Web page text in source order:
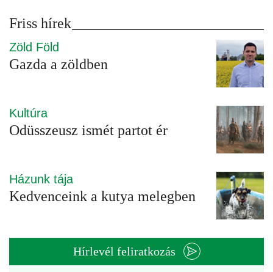
Friss hírek
Zöld Föld
Gazda a zöldben
Kultúra
Odüsszeusz ismét partot ér
Házunk tája
Kedvenceink a kutya melegben
Hírlevél feliratkozás